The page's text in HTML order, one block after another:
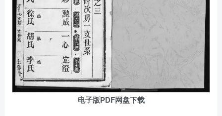
电子版PDF网盘下载